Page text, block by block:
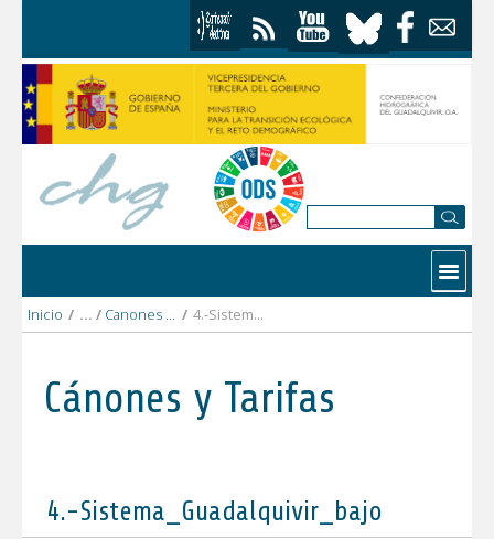
Contactar
Inicio / Canones y tarifas 2022 / 4.-Sistema_Guadalquivir_bajo
Cánones y Tarifas
4.-Sistema_Guadalquivir_bajo